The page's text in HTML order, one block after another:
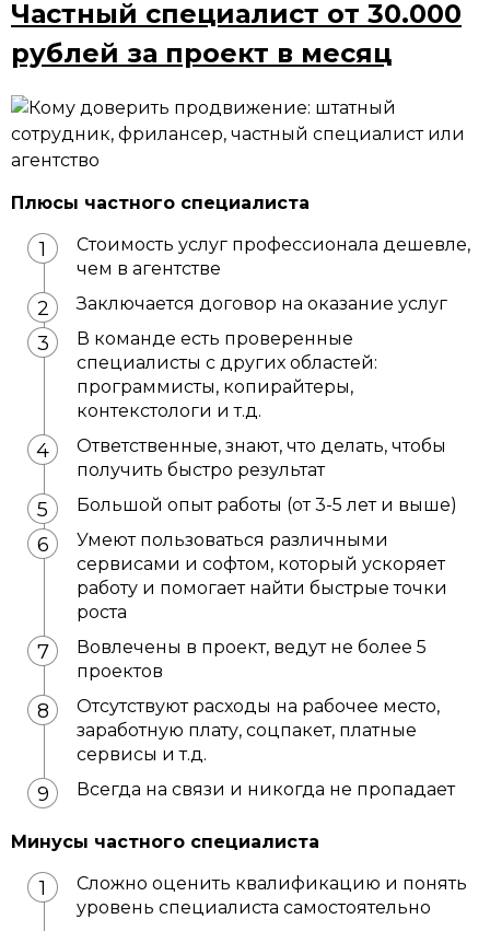
Частный специалист от 30.000
рублей за проект в месяц
Плюсы частного специалиста
Стоимость услуг профессионала дешевле,
чем в агентстве
Заключается договор на оказание услуг
В команде есть проверенные
специалисты с других областей:
программисты, копирайтеры,
контекстологи и т.д.
Ответственные, знают, что делать, чтобы
получить быстро результат
Большой опыт работы (от 3-5 лет и выше)
Умеют пользоваться различными
сервисами и софтом, который ускоряет
работу и помогает найти быстрые точки
роста
Вовлечены в проект, ведут не более 5
проектов
Отсутствуют расходы на рабочее место,
заработную плату, соцпакет, платные
сервисы и т.д.
Всегда на связи и никогда не пропадает
Минусы частного специалиста
Сложно оценить квалификацию и понять
уровень специалиста самостоятельно